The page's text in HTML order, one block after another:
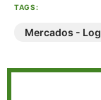
TAGS:
Mercados -